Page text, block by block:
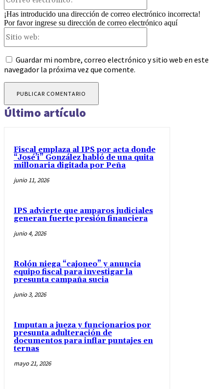
¡Has introducido una dirección de correo electrónico incorrecta!
Por favor ingrese su dirección de correo electrónico aquí
Guardar mi nombre, correo electrónico y sitio web en este
navegador la próxima vez que comente.
Último artículo
Fiscal emplaza al IPS por acta donde
“José’i” González habló de una quita
millonaria digitada por Peña
junio 11, 2026
IPS advierte que amparos judiciales
generan fuerte presión financiera
junio 4, 2026
Rolón niega “cajoneo” y anuncia
equipo fiscal para investigar la
presunta campaña sucia
junio 3, 2026
Imputan a jueza y funcionarios por
presunta adulteración de
documentos para inflar puntajes en
ternas
mayo 21, 2026